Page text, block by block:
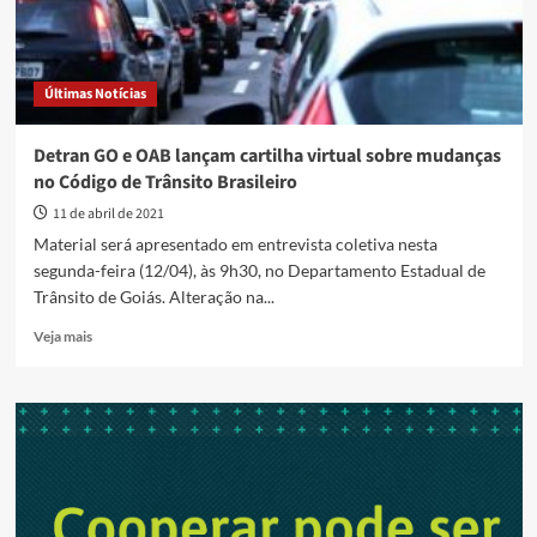
Últimas Notícias
Detran GO e OAB lançam cartilha virtual sobre mudanças
no Código de Trânsito Brasileiro
11 de abril de 2021
Material será apresentado em entrevista coletiva nesta
segunda-feira (12/04), às 9h30, no Departamento Estadual de
Trânsito de Goiás. Alteração na...
Veja maisRead
Detran
GO
cartilha